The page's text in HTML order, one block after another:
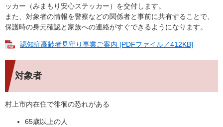
ッカー（みまもり安心ステッカー）を交付します。
また、対象者の情報を警察などの関係者と事前に共有することで、
保護時の身元確認と家族への連絡がすぐできるようになります。
認知症高齢者見守り事業ご案内 [PDFファイル／412KB]
対象者
村上市内在住で徘徊の恐れがある
65歳以上の人